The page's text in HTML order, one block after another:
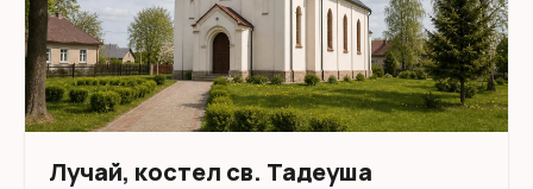
Лучай, костел св. Тадеуша